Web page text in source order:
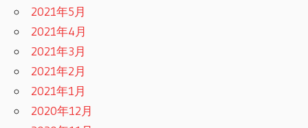
2021年5月
2021年4月
2021年3月
2021年2月
2021年1月
2020年12月